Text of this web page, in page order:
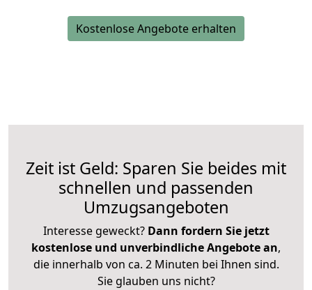
Kostenlose Angebote erhalten
Zeit ist Geld: Sparen Sie beides mit
schnellen und passenden
Umzugsangeboten
Interesse geweckt? Dann fordern Sie jetzt
kostenlose und unverbindliche Angebote an,
die innerhalb von ca. 2 Minuten bei Ihnen sind.
Sie glauben uns nicht?